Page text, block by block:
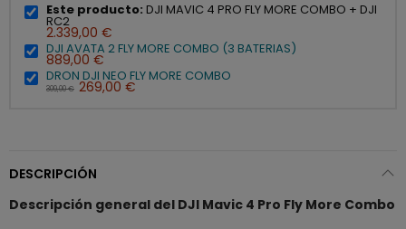
Este producto: DJI MAVIC 4 PRO FLY MORE COMBO + DJI
RC2
2.339,00 €
DJI AVATA 2 FLY MORE COMBO (3 BATERIAS)
889,00 €
DRON DJI NEO FLY MORE COMBO
309,00 € 269,00 €
DESCRIPCIÓN
Descripción general del DJI Mavic 4 Pro Fly More Combo